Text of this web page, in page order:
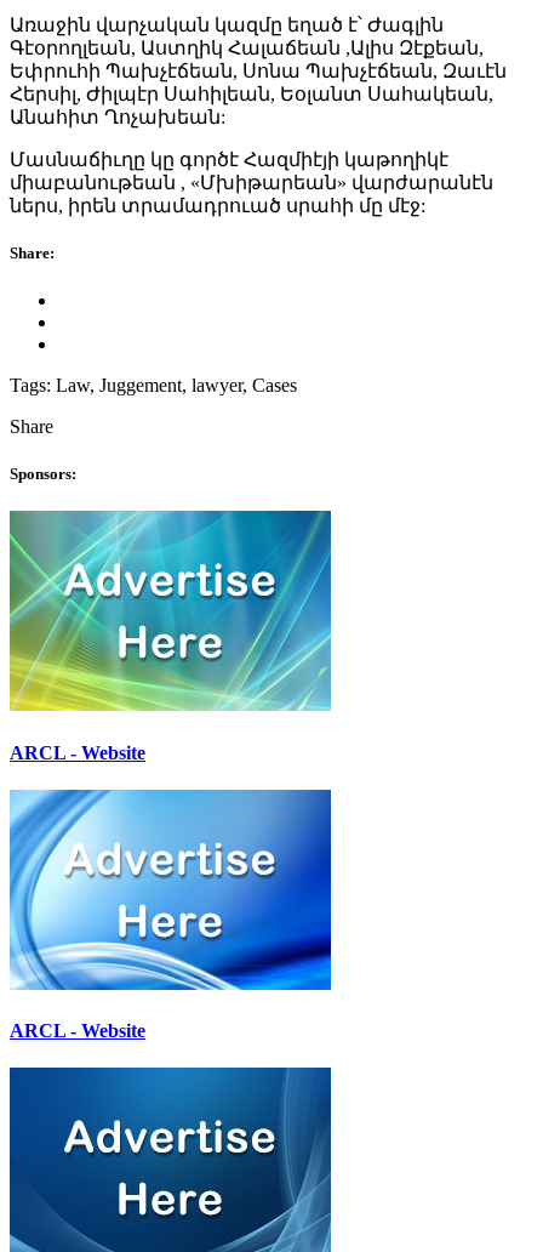
Առաջին վարչական կազմը եղած է՝ Ժագլին
Գէօրողլեան, Աստղիկ Հալաճեան ,Ալիս Զէքեան,
Եփրուհի Պախչէճեան, Սոնա Պախչէճեան, Զաւէն
Հերսիլ, Ժիլպէր Սահիլեան, Եօլանտ Սահակեան,
Անահիտ Ղոչախեան:
Մասնաճիւղը կը գործէ Հազմիէյի կաթողիկէ
միաբանութեան , «Մխիթարեան» վարժարանէն
ներս, իրեն տրամադրուած սրահի մը մէջ:
Share:
Tags: Law, Juggement, lawyer, Cases
Share
Sponsors:
ARCL - Website
ARCL - Website